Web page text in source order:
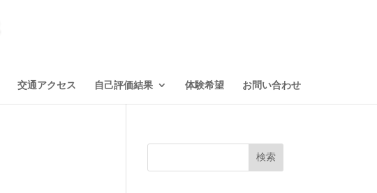
交通アクセス 自己評価結果 体験希望 お問い合わせ